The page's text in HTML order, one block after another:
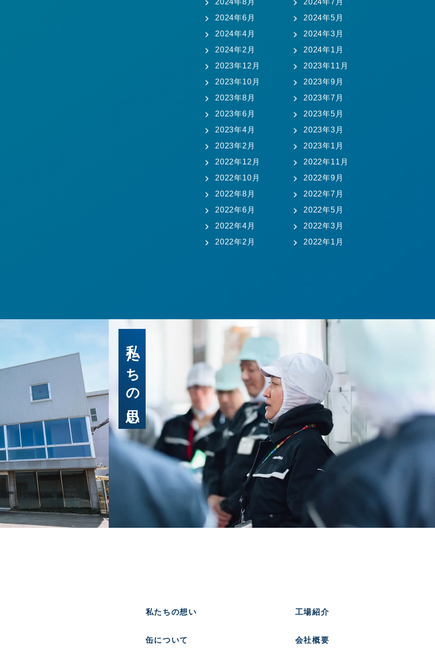
2024年6月
2024年5月
2024年4月
2024年3月
2024年2月
2024年1月
2023年12月
2023年11月
2023年10月
2023年9月
2023年8月
2023年7月
2023年6月
2023年5月
2023年4月
2023年3月
2023年2月
2023年1月
2022年12月
2022年11月
2022年10月
2022年9月
2022年8月
2022年7月
2022年6月
2022年5月
2022年4月
2022年3月
2022年2月
2022年1月
私たちの思い
私たちの想い
缶について
工場紹介
会社概要